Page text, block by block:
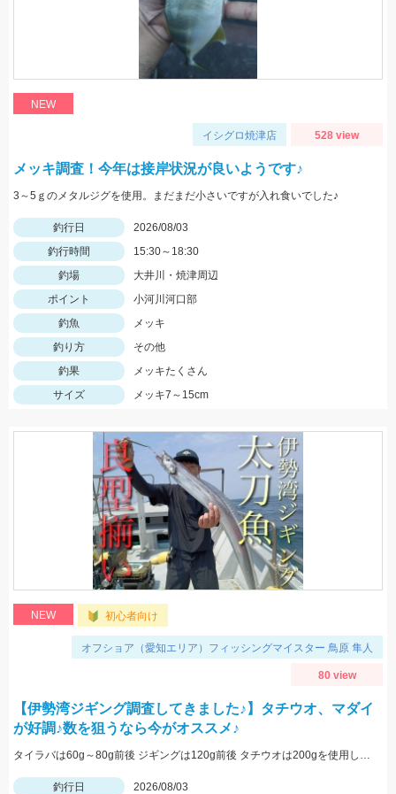
NEW
イシグロ焼津店 528 view
メッキ調査！今年は接岸状況が良いようです♪
3～5ｇのメタルジグを使用。まだまだ小さいですが入れ食いでした♪
釣行日
2026/08/03
釣行時間
15:30～18:30
釣場
大井川・焼津周辺
ポイント
小河川河口部
釣魚
メッキ
釣り方
その他
釣果
メッキたくさん
サイズ
メッキ7～15cm
NEW 初心者向け
オフショア（愛知エリア）フィッシングマイスター 鳥原 隼人
80 view
【伊勢湾ジギング調査してきました♪】タチウオ、マダイ
が好調♪数を狙うなら今がオススメ♪
タイラバは60g～80g前後 ジギングは120g前後 タチウオは200gを使用しました
釣行日
2026/08/03